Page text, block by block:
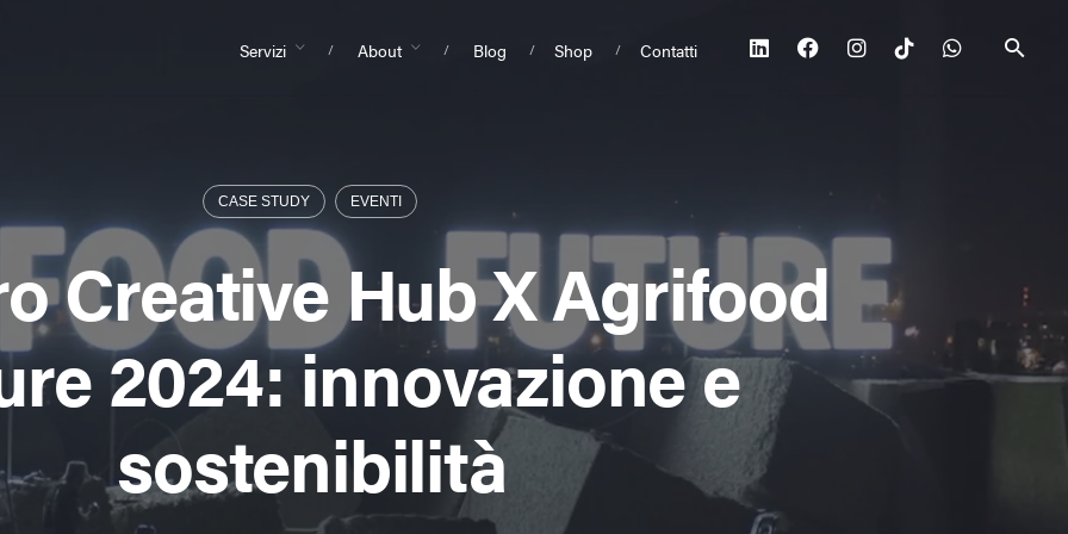
Servizi About Blog Shop Contatti
CASE STUDY EVENTI
Creative Hub X Agrifood
2024: innovazione e
sostenibilità